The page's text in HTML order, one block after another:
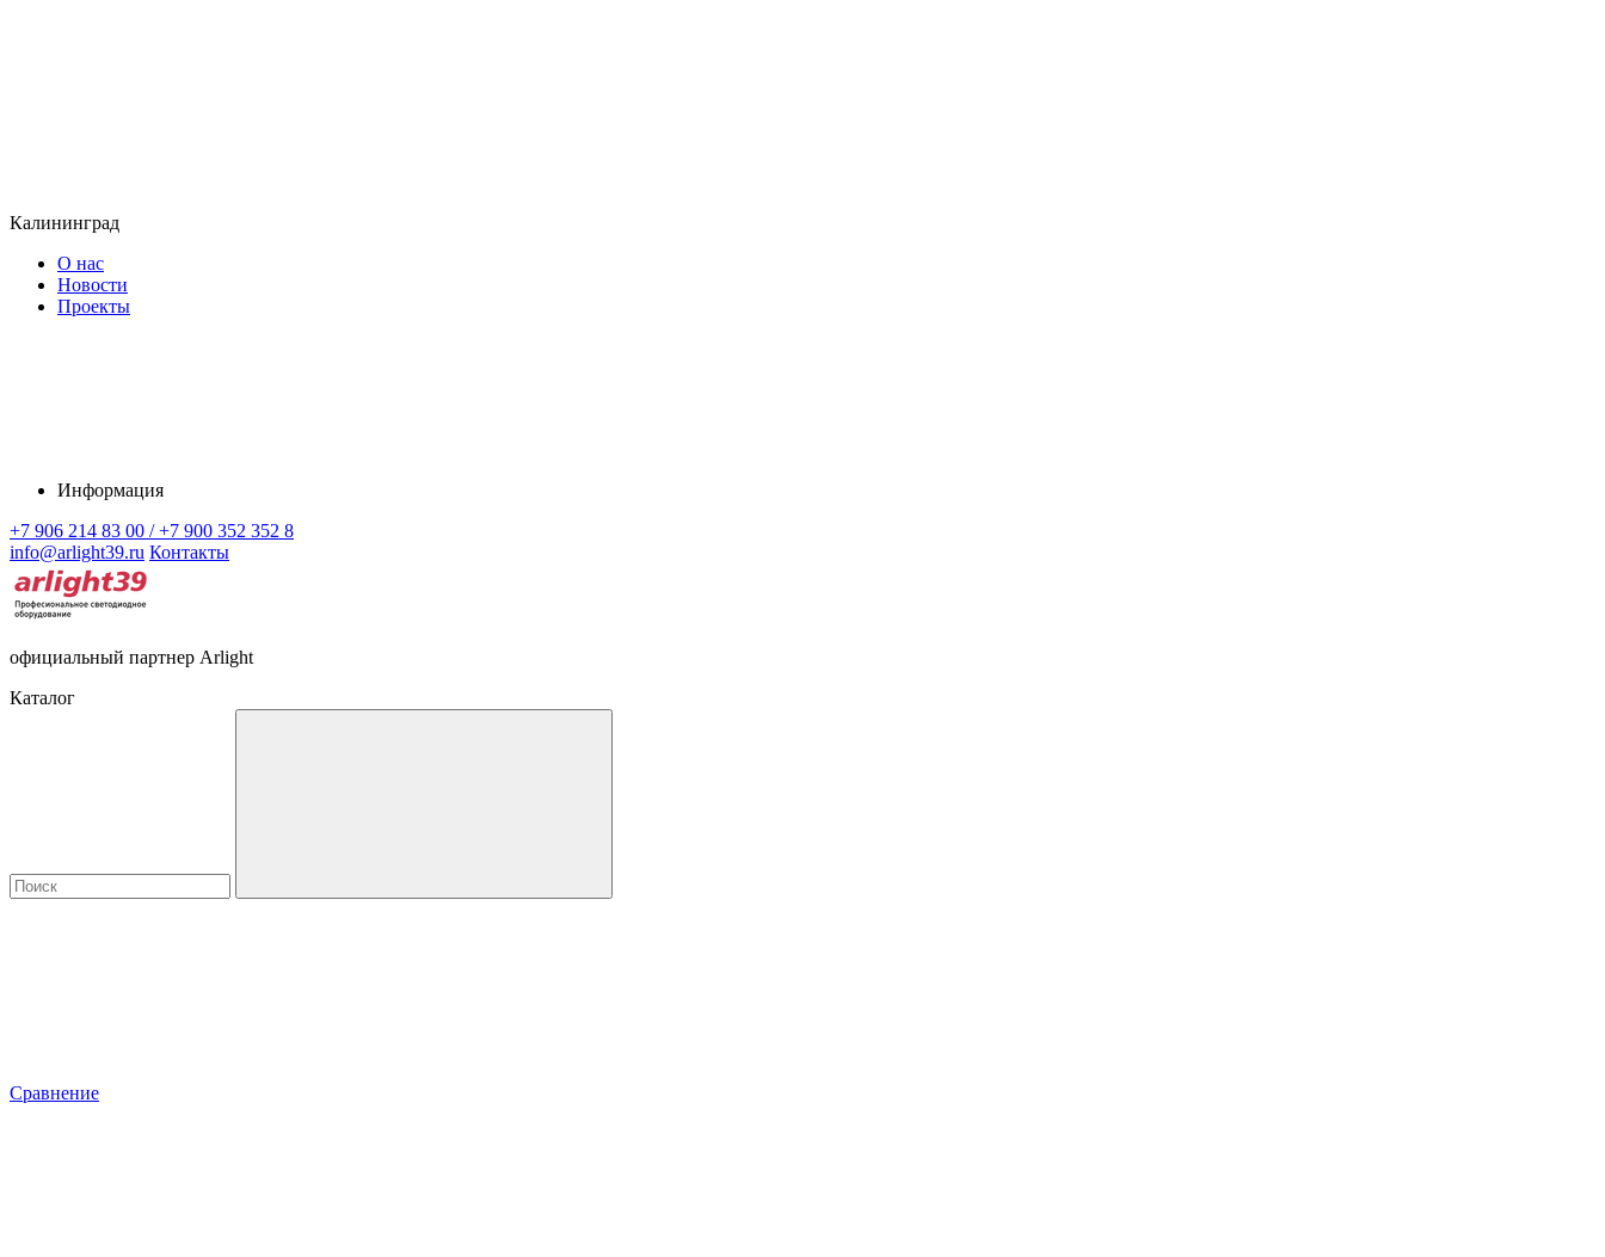
Калининград
О нас
Новости
Проекты
Информация
+7 906 214 83 00 / +7 900 352 352 8
info@arlight39.ru Контакты
официальный партнер Arlight
Каталог
Сравнение